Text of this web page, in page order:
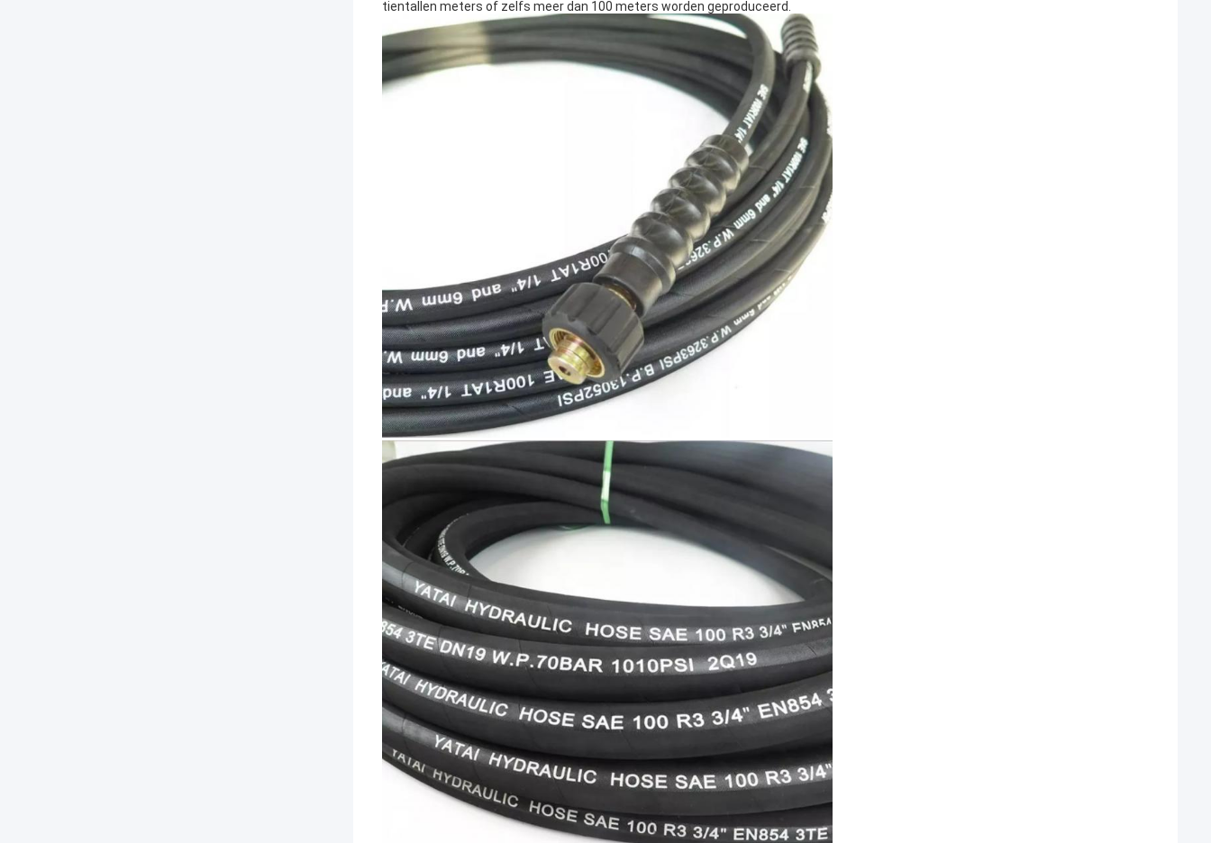
tientallen meters of zelfs meer dan 100 meters worden geproduceerd.